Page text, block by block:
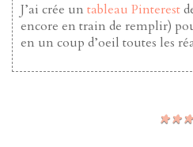
J’ai crée un tableau Pinterest
encore en train de remplir)
en un coup d’oeil toutes les